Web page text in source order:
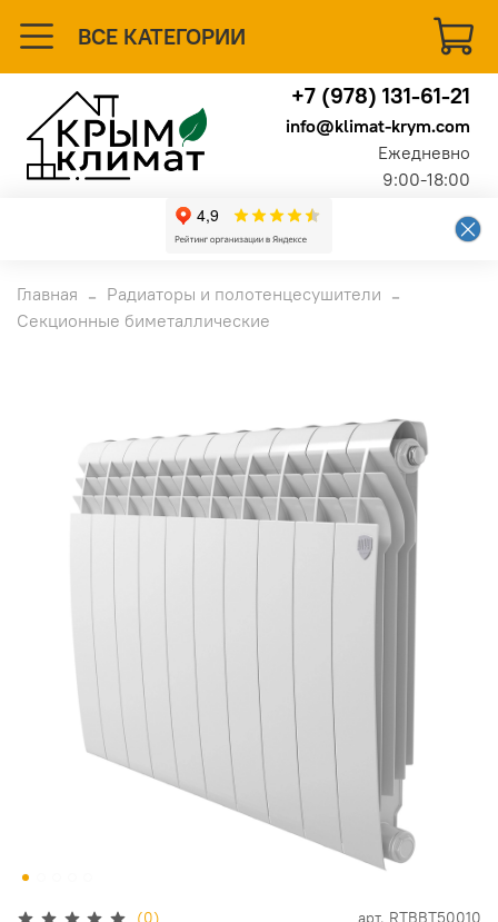
ВСЕ КАТЕГОРИИ
+7 (978) 131-61-21
info@klimat-krym.com
Ежедневно
9:00-18:00
Главная
Радиаторы и полотенцесушители
Секционные биметаллические
(0) арт. RTBBT50010